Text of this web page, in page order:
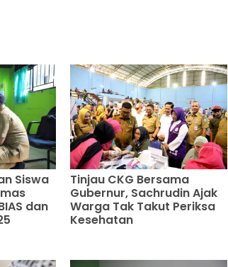
Siswa
dan
Tinjau CKG Bersama
Gubernur, Sachrudin Ajak
Warga Tak Takut Periksa
Kesehatan